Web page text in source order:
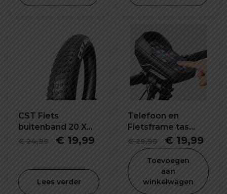
was:
is:
CST Fiets
buitenband 20 X
2.40 inch
€24,99
Oorspronkelijke
was:
€ 24,99.
€ 19,99 Huidige
is:
€ 19,99.
Lees verder
Telefoon en
Fietsframe tas
waterdicht en
schokbestendig
€29,99
was:
€ 29,99.
€ 19,99
prijs
is:
€
Toevoegen
aan
winkelwagen